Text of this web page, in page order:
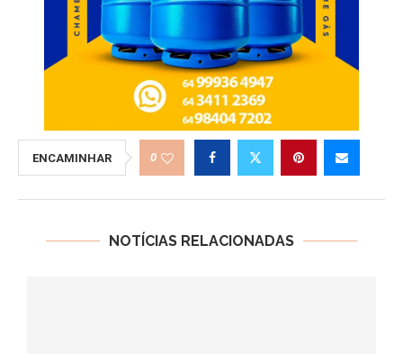
ENCAMINHAR 0
NOTÍCIAS RELACIONADAS